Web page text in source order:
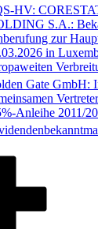
HV:
S.A.:
zur
in
Gate GmbH:
Anleihe 2011/